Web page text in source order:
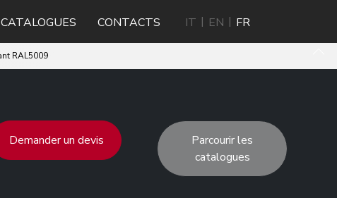
CATALOGUES CONTACTS IT EN FR
RAL5009
Demander un devis
Parcourir les
catalogues